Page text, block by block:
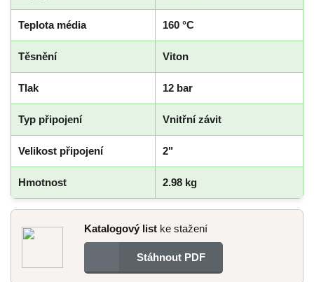
Teplota média 160 °C
Těsnění Viton
Tlak 12 bar
Typ připojení Vnitřní závit
Velikost připojení 2"
Hmotnost 2.98 kg
Katalogový list ke stažení
Stáhnout PDF